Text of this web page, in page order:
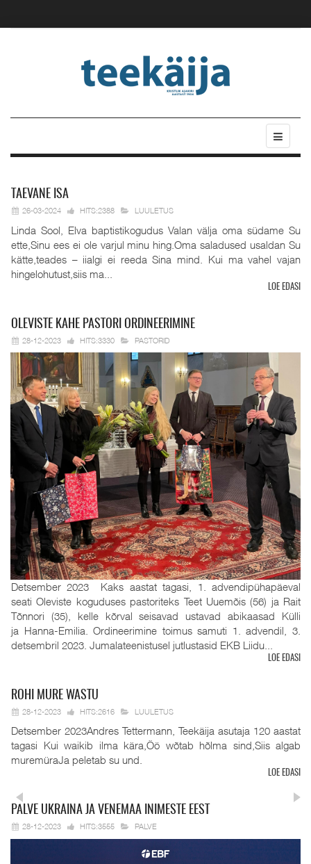
TAEVANE ISA
26-03-2024 HITS:2388 LUULETUS
Linda Sool, Elva baptistikogudus Valan välja oma südame Su
ette,Sinu ees ei ole varjul minu hing.Oma saladused usaldan Su
kätte,teades – iialgi ei reeda Sina mind. Kui ma vahel vajan
hingelohutust,siis ma...
LOE EDASI
OLEVISTE KAHE PASTORI ORDINEERIMINE
28-12-2023 HITS:3330 PASTORID
Detsember 2023 Kaks aastat tagasi, 1. advendipühapäeval
seati Oleviste koguduses pastoriteks Teet Uuemõis (56) ja Rait
Tõnnori (35), kelle kõrval seisavad ustavad abikaasad Külli
ja Hanna-Emilia. Ordineerimine toimus samuti 1. advendil, 3.
detsembril 2023. Jumalateenistusel jutlustasid EKB Liidu...
LOE EDASI
ROHI MURE WASTU
28-12-2023 HITS:2616 LUULETUS
Detsember 2023Andres Tettermann, Teekäija asutaja 120 aastat
tagasi Kui waikib ilma kära,Öö wõtab hõlma sind,Siis algab
muremüraJa peletab su und.
LOE EDASI
PALVE UKRAINA JA VENEMAA INIMESTE EEST
28-12-2023 HITS:3555 PALVE